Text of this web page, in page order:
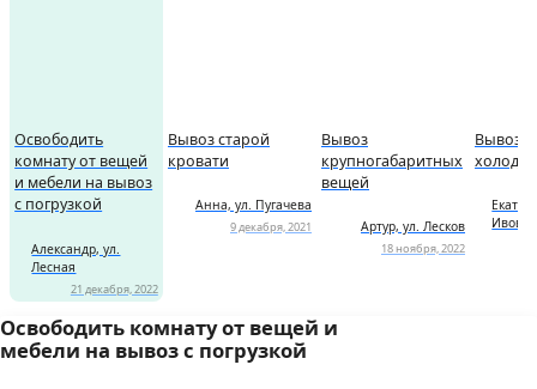
Снятие обоев
1 комната 6 000 р.
2 комнаты
3 комнаты
Освободить комнату от вещей и
мебели на вывоз с погрузкой
Освободить
комнату от вещей
и мебели на вывоз
с погрузкой
Александр, ул.
Лесная
21 декабря, 2022
Вывоз старой
кровати
Анна, ул. Пугачева
9 декабря, 2021
Вывоз
крупногабаритных
вещей
Артур, ул. Лесков
18 ноября, 2022
Вывоз
Ивовая